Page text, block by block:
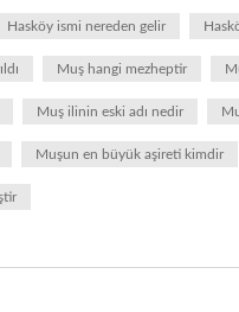
Hasköy ismi nereden gelir
Muş hangi mezheptir
Muş ilinin eski adı nedir
Muşun en büyük aşireti kimdir